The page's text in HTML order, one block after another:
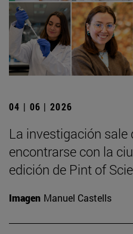
04 | 06 | 2026
La investigación sale
encontrarse con la
edición de Pint of
Imagen Manuel Castells